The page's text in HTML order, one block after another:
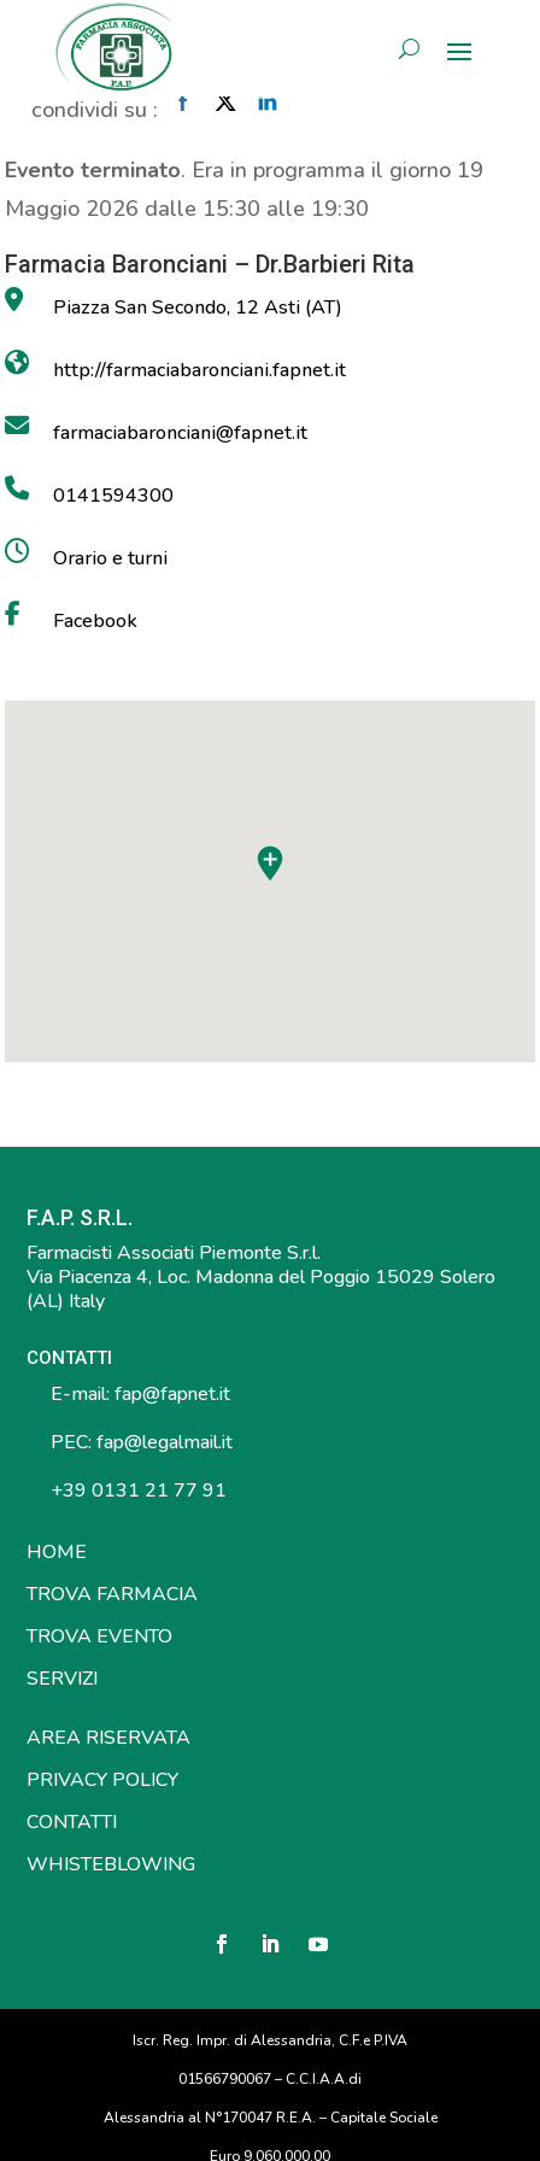
AREA RISERVATA
MOC
Home» Evento» MOC
condividi su :
Evento terminato. Era in programma il giorno 19
Maggio 2026 dalle 15:30 alle 19:30
Farmacia Baronciani – Dr.Barbieri Rita
Piazza San Secondo, 12 Asti (AT)
http://farmaciabaronciani.fapnet.it
farmaciabaronciani@fapnet.it
0141594300
Orario e turni
Facebook
F.A.P. S.R.L.
Farmacisti Associati Piemonte S.r.l.
Via Piacenza 4, Loc. Madonna del Poggio 15029 Solero
(AL) Italy
CONTATTI
E-mail: fap@fapnet.it
PEC: fap@legalmail.it
+39 0131 21 77 91
HOME
TROVA FARMACIA
TROVA EVENTO
SERVIZI
AREA RISERVATA
PRIVACY POLICY
CONTATTI
WHISTEBLOWING
Iscr. Reg. Impr. di Alessandria, C.F.e P.IVA
01566790067 – C.C.I.A.A.di
Alessandria al N°170047 R.E.A. – Capitale Sociale
Euro 9.060.000,00